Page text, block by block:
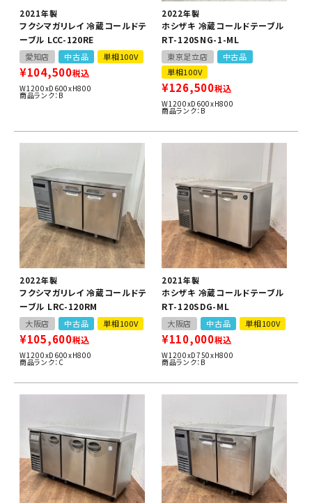
2021年製
フクシマガリレイ 冷蔵コールドテ
ーブル LCC-120RE
愛知店 中古品 単相100V
¥104,500税込
W1200xD600xH800
商品ランク：B
2022年製
ホシザキ 冷蔵コールドテーブル
RT-120SNG-1-ML
東京足立店
中古品
単相100V
¥126,500税込
W1200xD600xH800
商品ランク：B
2022年製
フクシマガリレイ 冷蔵コールドテ
ーブル LRC-120RM
大阪店 中古品 単相100V
¥105,600税込
W1200xD600xH800
商品ランク：C
2021年製
ホシザキ 冷蔵コールドテーブル
RT-120SDG-ML
大阪店 中古品 単相100V
¥110,000税込
W1200xD750xH800
商品ランク：B